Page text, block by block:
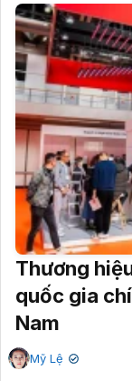
Thương
quốc gia
Nam
Mỹ Lệ ✔